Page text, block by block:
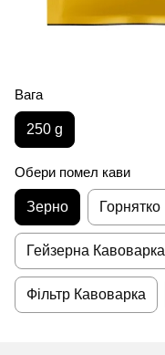
Вага
250 g
Обери помел кави
Зерно Горнятко
Гейзерна Кавоварка
Фільтр Кавоварка